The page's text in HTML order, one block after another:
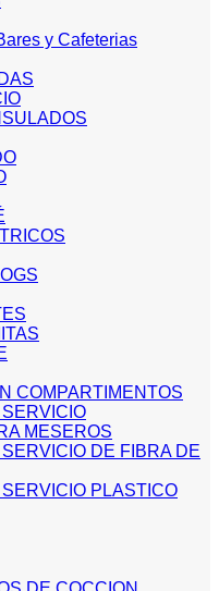
y Cafeterias
COMPARTIMENTOS
MESEROS
DE FIBRA DE
PLASTICO